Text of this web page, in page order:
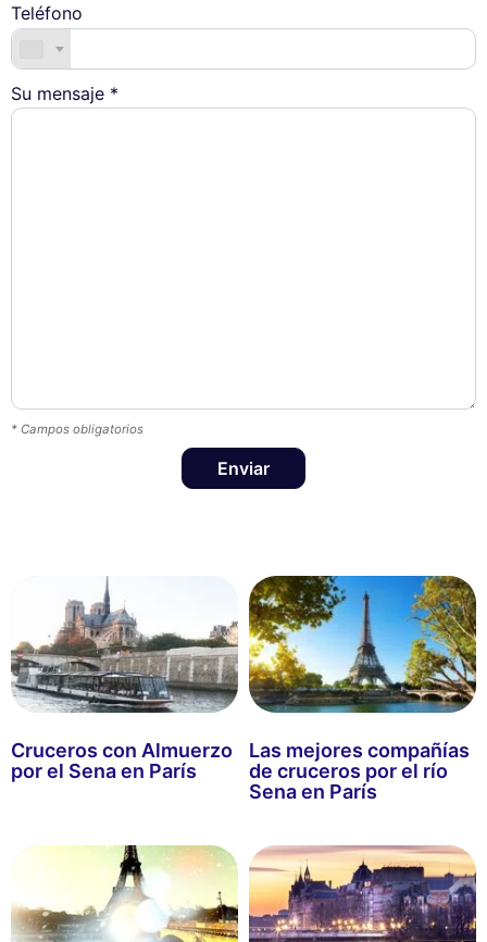
Teléfono
Su mensaje *
* Campos obligatorios
Enviar
Cruceros con Almuerzo
por el Sena en París
Las mejores compañías
de cruceros por el río
Sena en París